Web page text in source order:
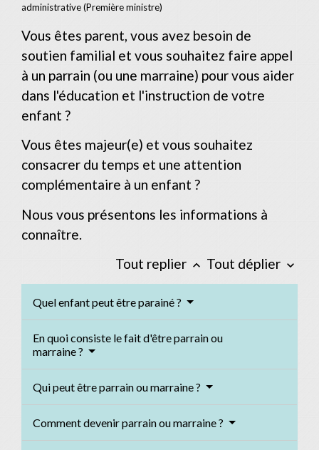
administrative (Première ministre)
Vous êtes parent, vous avez besoin de
soutien familial et vous souhaitez faire appel
à un parrain (ou une marraine) pour vous aider
dans l'éducation et l'instruction de votre
enfant ?
Vous êtes majeur(e) et vous souhaitez
consacrer du temps et une attention
complémentaire à un enfant ?
Nous vous présentons les informations à
connaître.
Tout replier keyboard_arrow_up Tout déplier keyboard_arrow_down
Quel enfant peut être parainé ?
En quoi consiste le fait d'être parrain ou
marraine ?
Qui peut être parrain ou marraine ?
Comment devenir parrain ou marraine ?